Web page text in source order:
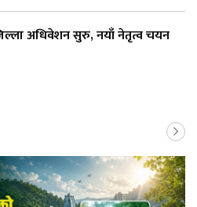
अधिवेशन सुरु, नयाँ नेतृत्व चयन